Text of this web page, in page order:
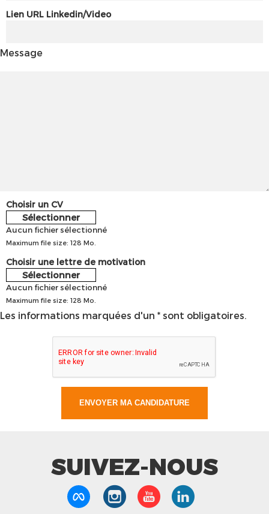
Lien URL Linkedin/Video
Message
Choisir un CV
Sélectionner
Aucun fichier sélectionné
Maximum file size: 128 Mo.
Choisir une lettre de motivation
Sélectionner
Aucun fichier sélectionné
Maximum file size: 128 Mo.
Les informations marquées d'un * sont obligatoires.
SUIVEZ-NOUS